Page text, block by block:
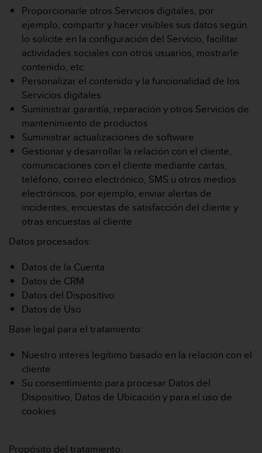
Proporcionarle otros Servicios digitales, por
ejemplo, compartir y hacer visibles sus datos según
lo solicite en la configuración del Servicio, facilitar
actividades sociales con otros usuarios, mostrarle
contenido, etc.
Personalizar el contenido y la funcionalidad de los
Servicios digitales
Suministrar garantía, reparación y otros Servicios de
mantenimiento de productos
Suministrar actualizaciones de software
Gestionar y desarrollar la relación con el cliente,
comunicaciones con el cliente mediante cartas,
teléfono, correo electrónico, SMS u otros medios
electrónicos, por ejemplo, enviar alertas de
incidentes, encuestas de satisfacción del cliente y
otras encuestas al cliente
Datos procesados:
Datos de la Cuenta
Datos de CRM
Datos del Dispositivo
Datos de Uso
Base legal para el tratamiento:
Nuestro interés legítimo basado en la relación con el
cliente
Su consentimiento para procesar Datos del
Dispositivo, Datos de Ubicación y para el uso de
cookies
Propósito del tratamiento: